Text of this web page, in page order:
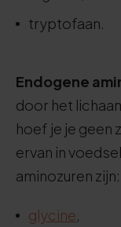
tryptofaan.
Endogene
door het
hoef je je geen
ervan in
aminozuren zijn:
glycine,